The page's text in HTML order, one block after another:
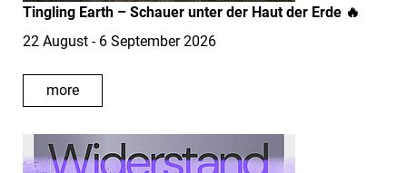
Tingling Earth – Schauer unter der Haut der Erde 🔥
22 August - 6 September 2026
more